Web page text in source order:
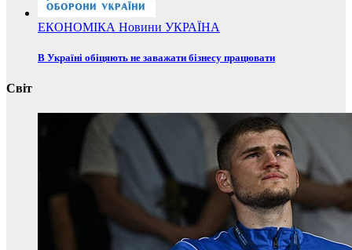
ЕКОНОМІКА Новини УКРАЇНА
В Україні обіцяють не заважати бізнесу працювати
Світ